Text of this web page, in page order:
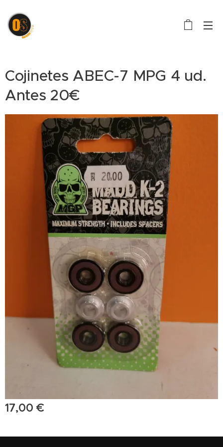
Cojinetes ABEC-7 MPG 4 ud.
Antes 20€
17,00 €